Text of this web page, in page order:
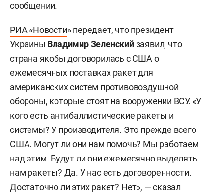
сообщении.
РИА «Новости» передает, что президент
Украины Владимир Зеленскийзаявил, что
страна якобы договорилась с США о
ежемесячных поставках ракет для
американских систем противовоздушной
обороны, которые стоят на вооружении ВСУ. «У
кого есть антибаллистические ракеты и
системы? У производителя. Это прежде всего
США. Могут ли они нам помочь? Мы работаем
над этим. Будут ли они ежемесячно выделять
нам ракеты? Да. У нас есть договоренности.
Достаточно ли этих ракет? Нет», — сказал